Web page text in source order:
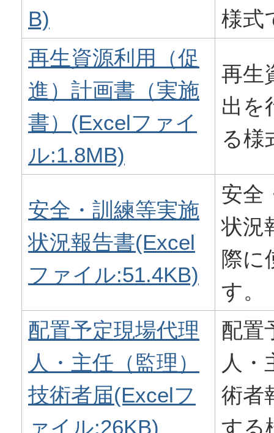
B)
様式
再生資源利用（促
進）計画書（実施
書）(Excelファイ
ル:1.8MB)
再生
出を
る様
安全・訓練等実施
状況報告書(Excel
ファイル:51.4KB)
安全
状況
際に
す。
配置予定現場代理
人・主任（監理）
技術者届(Excelフ
ァイル:26KB)
配置
人・
術者
する